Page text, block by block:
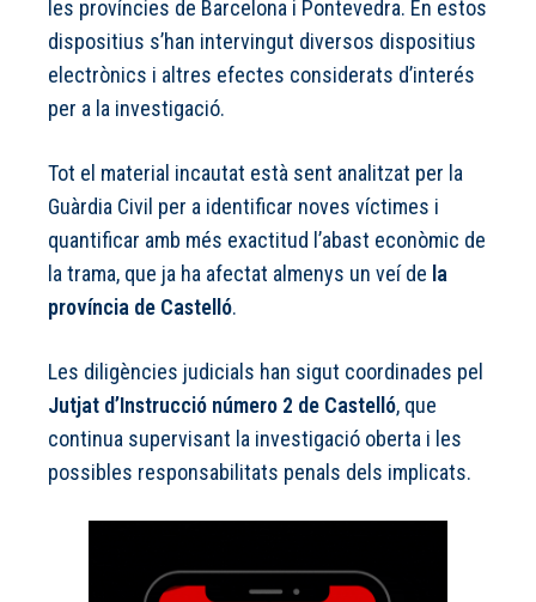
les províncies de Barcelona i Pontevedra. En estos
dispositius s’han intervingut diversos dispositius
electrònics i altres efectes considerats d’interés
per a la investigació.
Tot el material incautat està sent analitzat per la
Guàrdia Civil per a identificar noves víctimes i
quantificar amb més exactitud l’abast econòmic de
la trama, que ja ha afectat almenys un veí de la
província de Castelló.
Les diligències judicials han sigut coordinades pel
Jutjat d’Instrucció número 2 de Castelló, que
continua supervisant la investigació oberta i les
possibles responsabilitats penals dels implicats.